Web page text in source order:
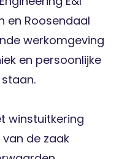
en Roosendaal
werkomgeving
en persoonlijke
winstuitkering
van de zaak